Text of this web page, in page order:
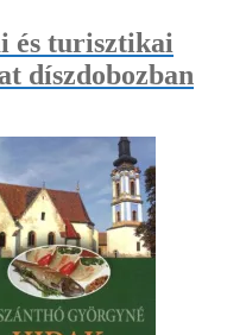
és turisztikai
díszdobozban